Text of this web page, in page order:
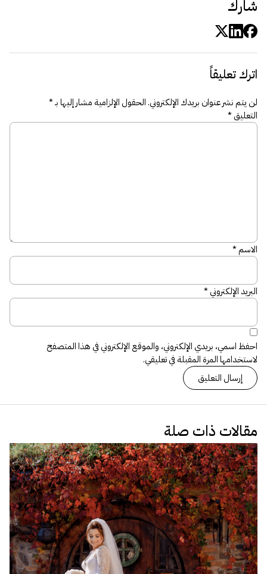
شارك
اترك تعليقاً
لن يتم نشر عنوان بريدك الإلكتروني.الحقول الإلزامية مشار إليها بـ*
التعليق*
الاسم*
البريد الإلكتروني*
احفظ اسمي، بريدي الإلكتروني، والموقع الإلكتروني في هذا المتصفح
لاستخدامها المرة المقبلة في تعليقي.
مقالات ذات صلة